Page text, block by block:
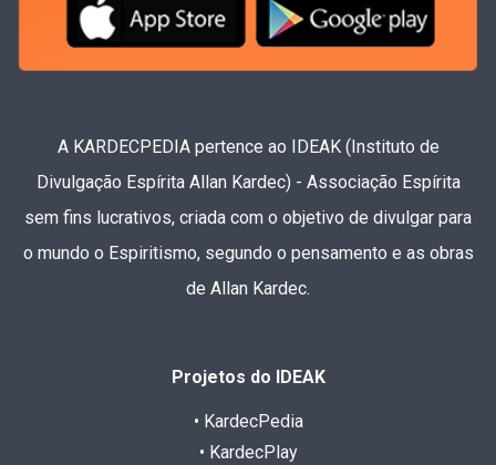
A KARDECPEDIA pertence ao IDEAK (Instituto de
Divulgação Espírita Allan Kardec) - Associação Espírita
sem fins lucrativos, criada com o objetivo de divulgar para
o mundo o Espiritismo, segundo o pensamento e as obras
de Allan Kardec.
Projetos do IDEAK
• KardecPedia
• KardecPlay